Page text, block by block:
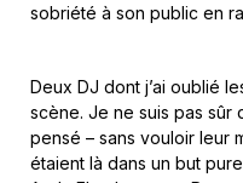
sobriété à son public en
Deux DJ dont j’ai oublié
scène. Je ne suis pas sûr
pensé – sans vouloir leur
étaient là dans un but